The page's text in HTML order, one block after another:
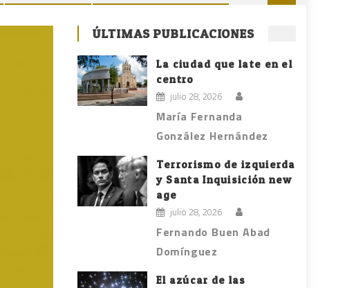
ÚLTIMAS PUBLICACIONES
La ciudad que late en el
centro
julio 28, 2026
María Fernanda
González Hernández
Terrorismo de izquierda
y Santa Inquisición new
age
julio 28, 2026
Fernando Buen Abad
Domínguez
El azúcar de las